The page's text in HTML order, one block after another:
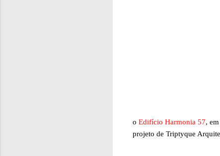
o Edifício Harmonia 57,
projeto de Triptyque